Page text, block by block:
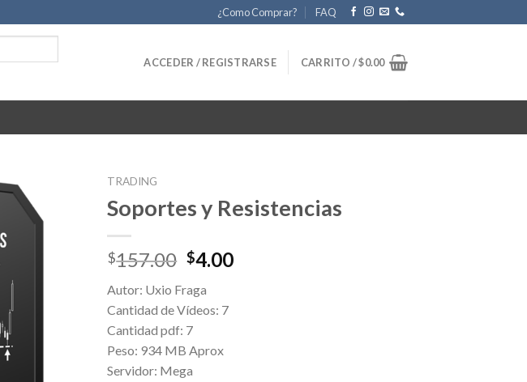
¿Como Comprar? FAQ
ACCEDER / REGISTRARSE CARRITO /$0.00
TRADING
Soportes y Resistencias
$157.00 Original
was:
$157.00.
$4.00Current
Autor: Uxio Fraga
Cantidad de Vídeos: 7
Cantidad pdf: 7
Peso: 934 MB Aprox
Servidor: Mega